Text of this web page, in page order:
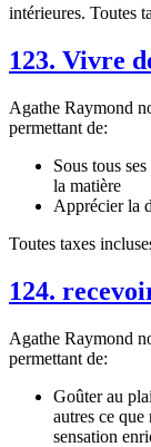
intérieures. Toutes
123. Vivre
Agathe Raymond
permettant de:
Sous tous
la matière
Apprécier la
Toutes taxes
124.
Agathe Raymond
permettant de:
Goûter au
autres ce que
sensation